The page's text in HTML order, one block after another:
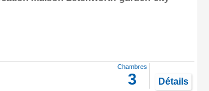
Chambres
3 Détails